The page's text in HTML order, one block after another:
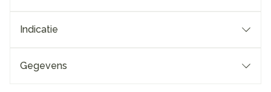
Indicatie
Gegevens